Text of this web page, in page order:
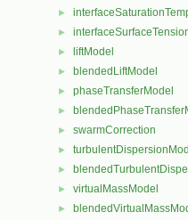
►
►
► liftModel
► blendedLiftModel
► phaseTransferModel
►
► swarmCorrection
►
►
► virtualMassModel
►